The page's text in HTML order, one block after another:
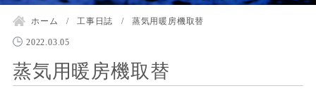
ホーム 工事日誌 蒸気用暖房機取替
2022.03.05
蒸気用暖房機取替